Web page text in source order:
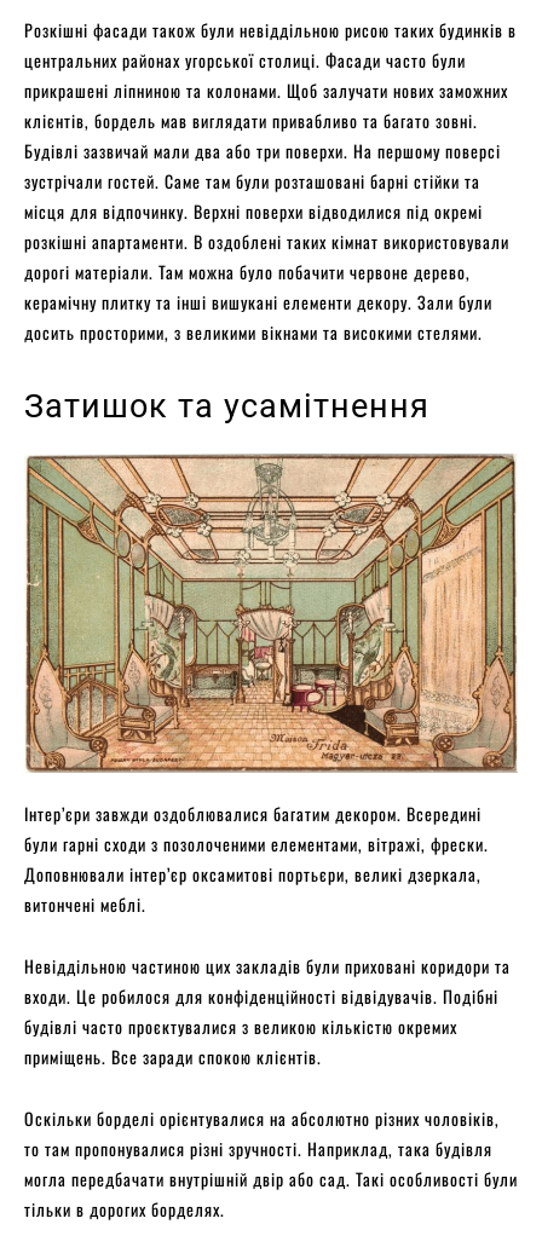
Розкішні фасади також були невіддільною рисою таких будинків в
центральних районах угорської столиці. Фасади часто були
прикрашені ліпниною та колонами. Щоб залучати нових заможних
клієнтів, бордель мав виглядати привабливо та багато зовні.
Будівлі зазвичай мали два або три поверхи. На першому поверсі
зустрічали гостей. Саме там були розташовані барні стійки та
місця для відпочинку. Верхні поверхи відводилися під окремі
розкішні апартаменти. В оздоблені таких кімнат використовували
дорогі матеріали. Там можна було побачити червоне дерево,
керамічну плитку та інші вишукані елементи декору. Зали були
досить просторими, з великими вікнами та високими стелями.
Затишок та усамітнення
Інтер’єри завжди оздоблювалися багатим декором. Всередині
були гарні сходи з позолоченими елементами, вітражі, фрески.
Доповнювали інтер’єр оксамитові портьєри, великі дзеркала,
витончені меблі.
Невіддільною частиною цих закладів були приховані коридори та
входи. Це робилося для конфіденційності відвідувачів. Подібні
будівлі часто проєктувалися з великою кількістю окремих
приміщень. Все заради спокою клієнтів.
Оскільки борделі орієнтувалися на абсолютно різних чоловіків,
то там пропонувалися різні зручності. Наприклад, така будівля
могла передбачати внутрішній двір або сад. Такі особливості були
тільки в дорогих борделях.